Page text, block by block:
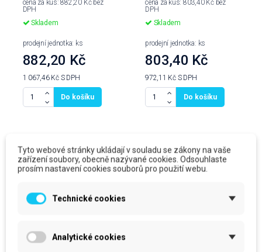
cena za kus: 882,20 Kč bez
DPH
Skladem
prodejní jednotka: ks
882,20 Kč
1 067,46 Kč S DPH
Do košíku
cena za kus: 803,40 Kč bez
DPH
Skladem
prodejní jednotka: ks
803,40 Kč
972,11 Kč S DPH
Do košíku
Produkty ve stejné kategorii
Tyto webové stránky ukládají v souladu se zákony na vaše
zařízení soubory, obecně nazývané cookies. Odsouhlaste
prosím nastavení cookies souborů pro použití webu.
Technické cookies
Analytické cookies